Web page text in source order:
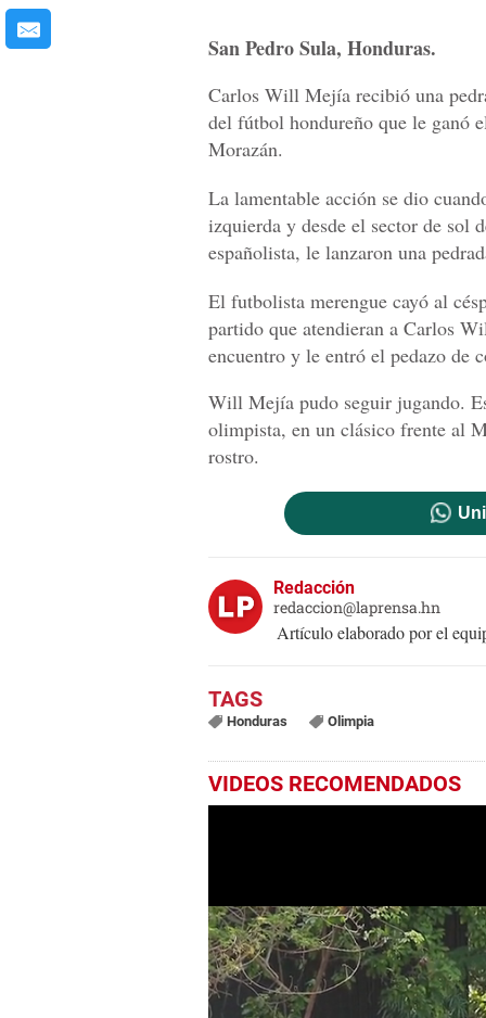
San Pedro Sula, Honduras.
Carlos Will Mejía recibió una
del fútbol hondureño que le ganó
Morazán.
La lamentable acción se dio
izquierda y desde el sector de sol
españolista, le lanzaron una
El futbolista merengue cayó al
partido que atendieran a Carlos
encuentro y le entró el pedazo de
Will Mejía pudo seguir jugando.
olimpista, en un clásico frente al
rostro.
Redacción
redaccion@laprensa.hn
Artículo elaborado por el
Honduras Olimpia
VIDEOS RECOMENDADOS